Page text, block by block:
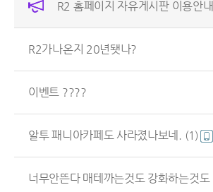
R2 홈페이지 자유게시판 이용안내
R2가나온지 20년됏나?
이벤트 ????
알투 패니아카페도 사라졌나보네. (1)
너무안뜬다 매테까는것도 강화하는것도